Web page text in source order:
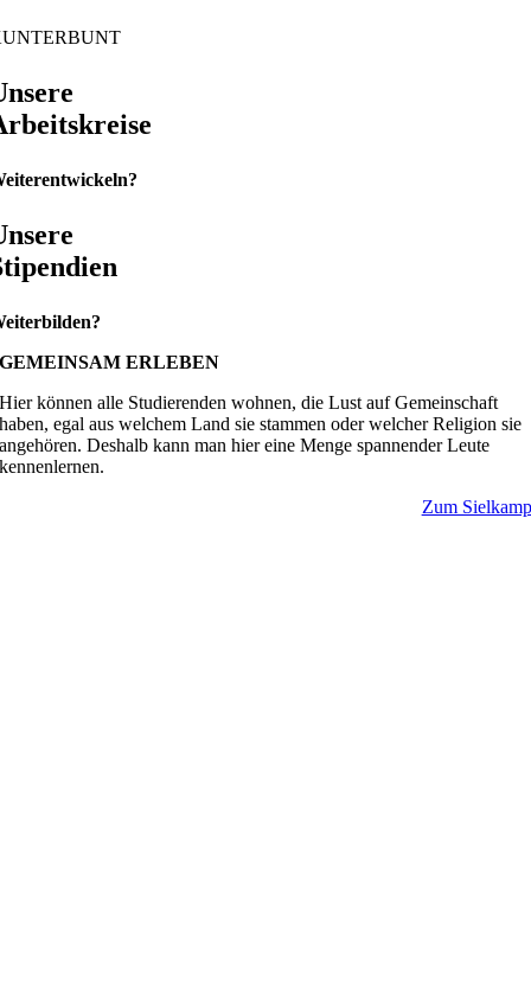
GEMEINSAM ERLEBEN
Hier können alle Studierenden wohnen, die Lust auf Gemeinschaft
haben, egal aus welchem Land sie stammen oder welcher Religion sie
angehören. Deshalb kann man hier eine Menge spannender Leute
kennenlernen.
Zum Sielkamp